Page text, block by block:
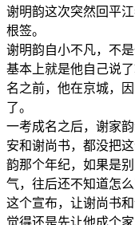
谢明韵这次突然回平
根签。
谢明韵自小不凡，不
基本上就是他自己说
名之前，他在京城，
了。
一考成名之后，谢家
安和谢尚书，都没把
韵那个年纪，如果是
气，往后还不知道怎
这个宣布，让谢尚书
觉得还是先让他成个